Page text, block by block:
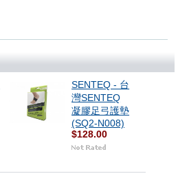
SENTEQ - 台
灣SENTEQ
凝膠足弓護墊
(SQ2-N008)
$128.00